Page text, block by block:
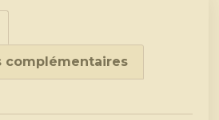
complémentaires